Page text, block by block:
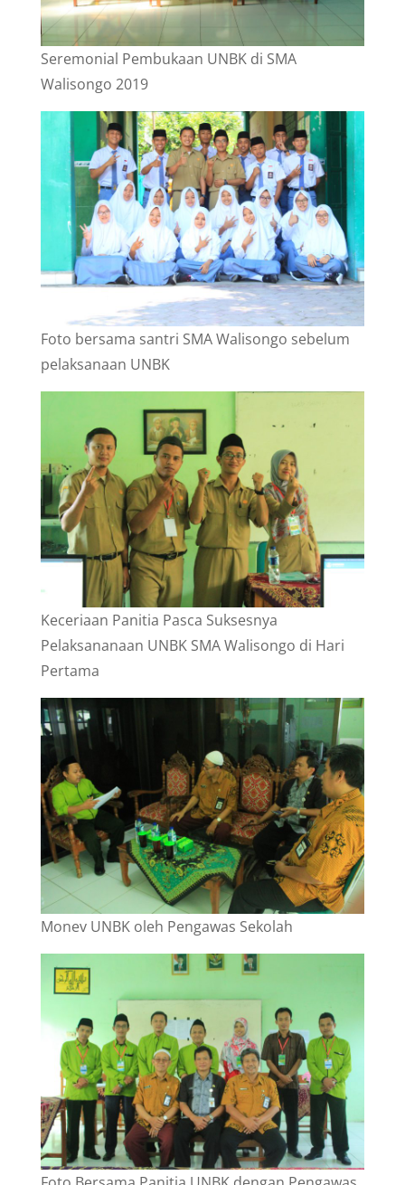
Seremonial Pembukaan UNBK di SMA
Walisongo 2019
Foto bersama santri SMA Walisongo sebelum
pelaksanaan UNBK
Keceriaan Panitia Pasca Suksesnya
Pelaksananaan UNBK SMA Walisongo di Hari
Pertama
Monev UNBK oleh Pengawas Sekolah